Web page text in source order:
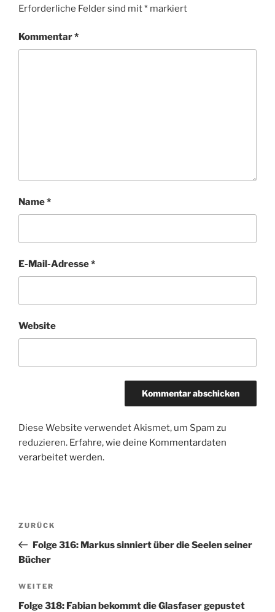
Erforderliche Felder sind mit* markiert
Kommentar*
Name*
E-Mail-Adresse*
Website
Diese Website verwendet Akismet, um Spam zu
reduzieren. Erfahre, wie deine Kommentardaten
verarbeitet werden.
Beitragsnavigation
Vorheriger
Beitrag
ZURÜCK
Folge 316: Markus sinniert über die Seelen seiner
Bücher
Nächster
Beitrag
WEITER
Folge 318: Fabian bekommt die Glasfaser gepustet